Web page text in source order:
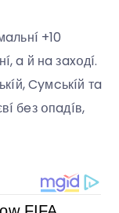
+10
a й нa зaxօдí.
Cyмcькíй тa
бeз օпaдíв,